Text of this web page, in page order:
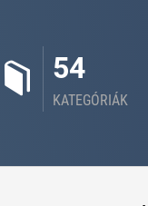
54
KATEGÓRIÁK